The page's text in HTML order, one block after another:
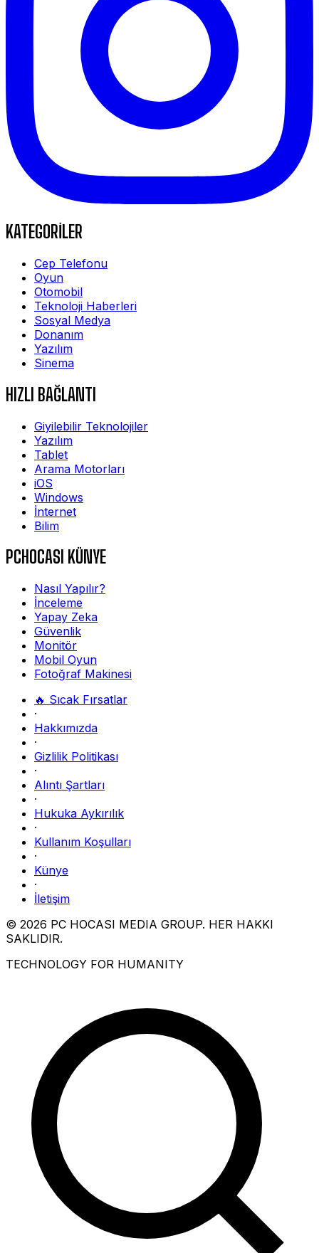
KATEGORİLER
Cep Telefonu
Oyun
Otomobil
Teknoloji Haberleri
Sosyal Medya
Donanım
Yazılım
Sinema
HIZLI BAĞLANTI
Giyilebilir Teknolojiler
Yazılım
Tablet
Arama Motorları
iOS
Windows
İnternet
Bilim
PCHOCASI KÜNYE
Nasıl Yapılır?
İnceleme
Yapay Zeka
Güvenlik
Monitör
Mobil Oyun
Fotoğraf Makinesi
🔥 Sıcak Fırsatlar
·
Hakkımızda
·
Gizlilik Politikası
·
Alıntı Şartları
·
Hukuka Aykırılık
·
Kullanım Koşulları
·
Künye
·
İletişim
© 2026 PC HOCASI MEDIA GROUP. HER HAKKI
SAKLIDIR.
TECHNOLOGY FOR HUMANITY